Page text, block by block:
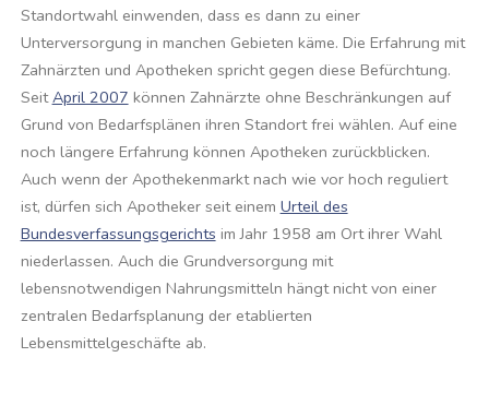
Standortwahl einwenden, dass es dann zu einer
Unterversorgung in manchen Gebieten käme. Die Erfahrung mit
Zahnärzten und Apotheken spricht gegen diese Befürchtung.
SeitApril 2007 können Zahnärzte ohne Beschränkungen auf
Grund von Bedarfsplänen ihren Standort frei wählen. Auf eine
noch längere Erfahrung können Apotheken zurückblicken.
Auch wenn der Apothekenmarkt nach wie vor hoch reguliert
ist, dürfen sich Apotheker seit einem Urteil des
Bundesverfassungsgerichts im Jahr 1958 am Ort ihrer Wahl
niederlassen. Auch die Grundversorgung mit
lebensnotwendigen Nahrungsmitteln hängt nicht von einer
zentralen Bedarfsplanung der etablierten
Lebensmittelgeschäfte ab.